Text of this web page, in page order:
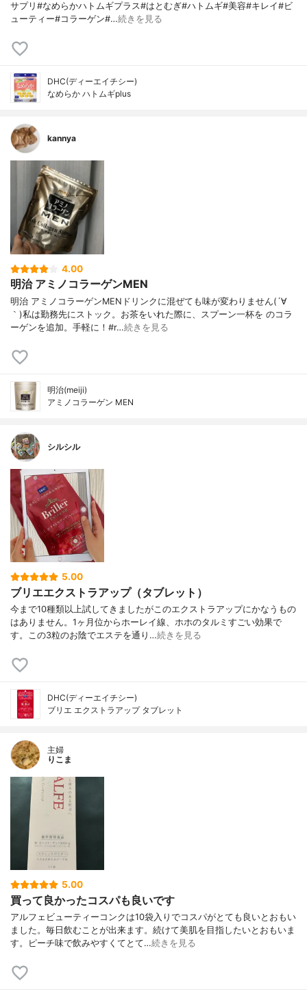
サプリ#なめらかハトムギプラス#はとむぎ#ハトムギ#美容#キレイ#ビ
ューティー#コラーゲン#…続きを見る
DHC(ディーエイチシー)
なめらか ハトムギplus
kannya
4.00
明治 アミノコラーゲンMEN
明治 アミノコラーゲンMENドリンクに混ぜても味が変わりません(´∀
｀)私は勤務先にストック。お茶をいれた際に、スプーン一杯を のコラ
ーゲンを追加。手軽に！#r…続きを見る
明治(meiji)
アミノコラーゲン MEN
シルシル
5.00
ブリエエクストラアップ（タブレット）
今まで10種類以上試してきましたがこのエクストラアップにかなうもの
はありません。1ヶ月位からホーレイ線、ホホのタルミすごい効果で
す。この3粒のお陰でエステを通り…続きを見る
DHC(ディーエイチシー)
ブリエ エクストラアップ タブレット
主婦
りこま
5.00
買って良かったコスパも良いです
アルフェビューティーコンクは10袋入りでコスパがとても良いとおもい
ました。毎日飲むことが出来ます。続けて美肌を目指したいとおもいま
す。ピーチ味で飲みやすくてとて…続きを見る